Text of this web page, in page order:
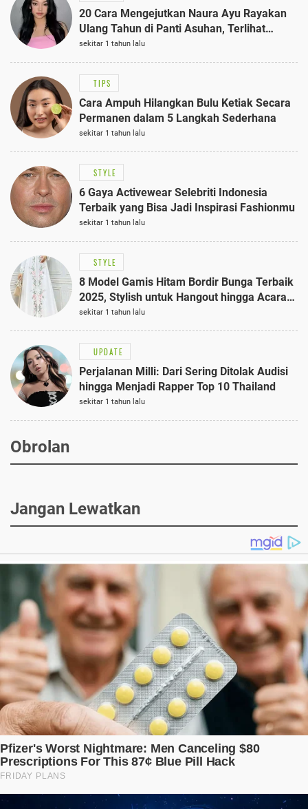
20 Cara Mengejutkan Naura Ayu Rayakan
Ulang Tahun di Panti Asuhan, Terlihat
Anggun dengan Kaftan Cokelat
sekitar 1 tahun lalu
TIPS
Cara Ampuh Hilangkan Bulu Ketiak Secara
Permanen dalam 5 Langkah Sederhana
sekitar 1 tahun lalu
STYLE
6 Gaya Activewear Selebriti Indonesia
Terbaik yang Bisa Jadi Inspirasi Fashionmu
sekitar 1 tahun lalu
STYLE
8 Model Gamis Hitam Bordir Bunga Terbaik
2025, Stylish untuk Hangout hingga Acara
Semi-Formal
sekitar 1 tahun lalu
UPDATE
Perjalanan Milli: Dari Sering Ditolak Audisi
hingga Menjadi Rapper Top 10 Thailand
sekitar 1 tahun lalu
Obrolan
Jangan Lewatkan